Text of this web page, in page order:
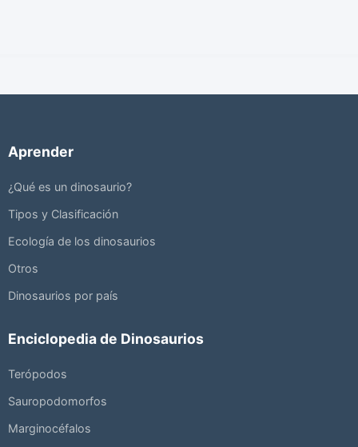
Aprender
¿Qué es un dinosaurio?
Tipos y Clasificación
Ecología de los dinosaurios
Otros
Dinosaurios por país
Enciclopedia de Dinosaurios
Terópodos
Sauropodomorfos
Marginocéfalos